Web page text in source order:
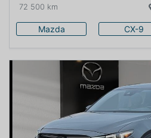
72 500 km
Mazda CX-9